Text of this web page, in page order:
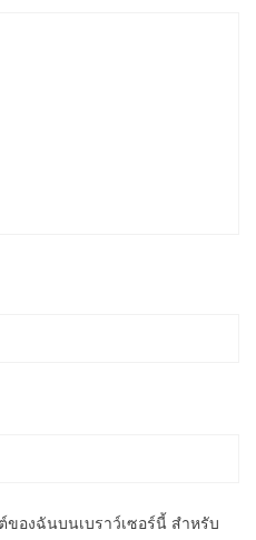
ของฉันบนเบราว์เซอร์นี้ สำหรับ